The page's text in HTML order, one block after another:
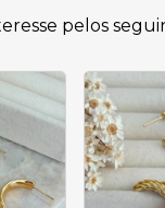
pelos